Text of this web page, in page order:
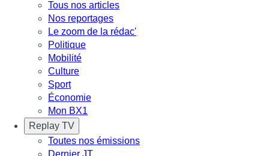
Tous nos articles
Nos reportages
Le zoom de la rédac'
Politique
Mobilité
Culture
Sport
Économie
Mon BX1
Replay TV
Toutes nos émissions
Dernier JT